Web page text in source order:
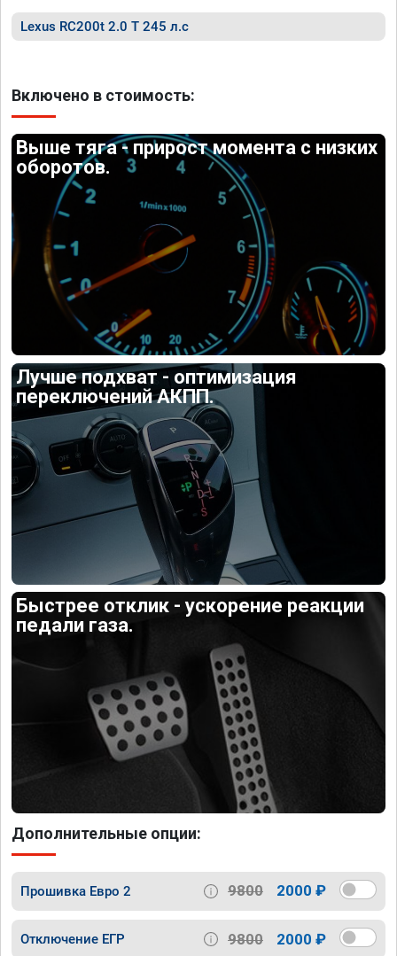
Lexus RC200t 2.0 T 245 л.с
Включено в стоимость:
Выше тяга - прирост момента с низких
оборотов.
Лучше подхват - оптимизация
переключений АКПП.
Быстрее отклик - ускорение реакции
педали газа.
Дополнительные опции:
Прошивка Евро 2 9800 2000 ₽
Отключение ЕГР 9800 2000 ₽